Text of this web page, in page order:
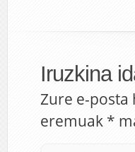
Iruzkina
Zure e-posta
eremuak *